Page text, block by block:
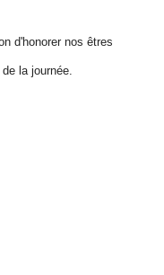
d'honorer nos êtres
la journée.